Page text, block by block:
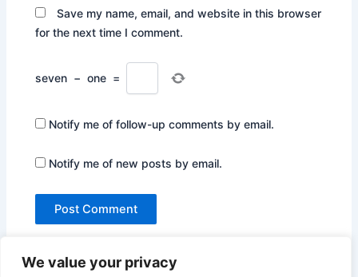
We value your privacy
Save my name, email, and website in this browser
for the next time I comment.
seven − one =
Notify me of follow-up comments by email.
Notify me of new posts by email.